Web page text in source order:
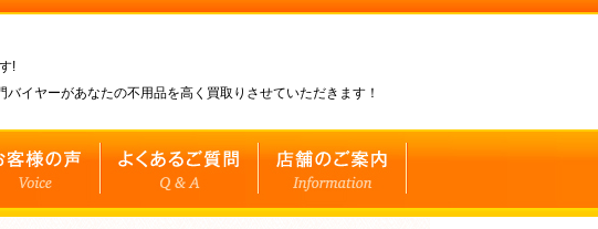
!
イヤーがあなたの不用品を高く買取りさせていただきます！